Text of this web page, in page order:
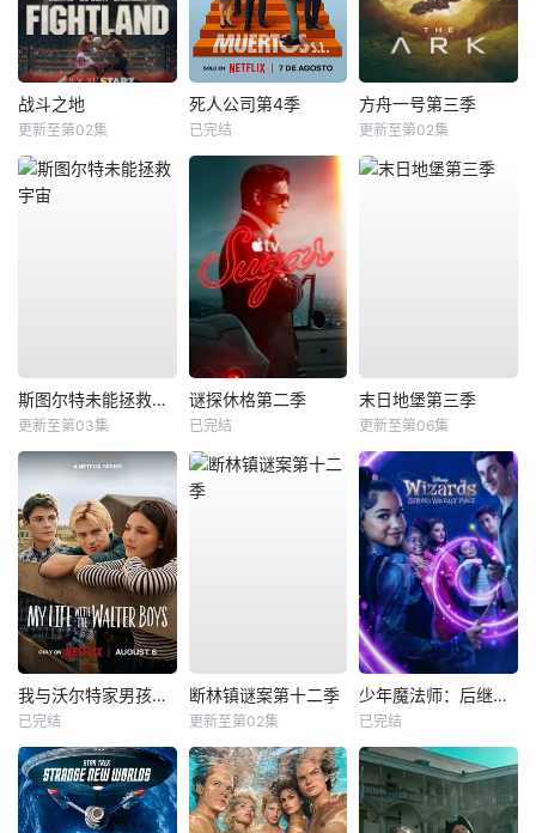
战斗之地
更新至第02集
死人公司第4季
已完结
方舟一号第三季
更新至第02集
斯图尔特未能拯救宇宙
更新至第03集
谜探休格第二季
已完结
末日地堡第三季
更新至第06集
我与沃尔特家男孩的生活第三季
已完结
断林镇谜案第十二季
更新至第02集
少年魔法师：后继者第三季
已完结